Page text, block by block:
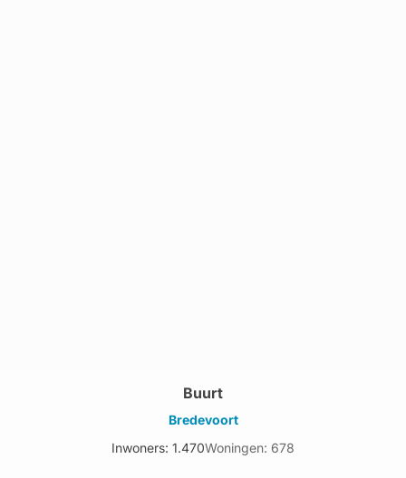
Buurt
Bredevoort
Inwoners: 1.470Woningen: 678